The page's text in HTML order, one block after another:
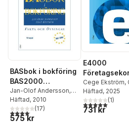
BASbok i bokföring
BAS2000
Fakta&Övn
Jan-Olof Andersson,
Cege Ekström
Häftad, 2010
4,1utav 5 stjärnor. Totalt antal röster:
(17)
575 kr
E4000
nivå 1
Cege Ekström,
Hansson,Rolf
Jan-Olof
Häftad, 2025
5,0utav 5(1)
731 kr